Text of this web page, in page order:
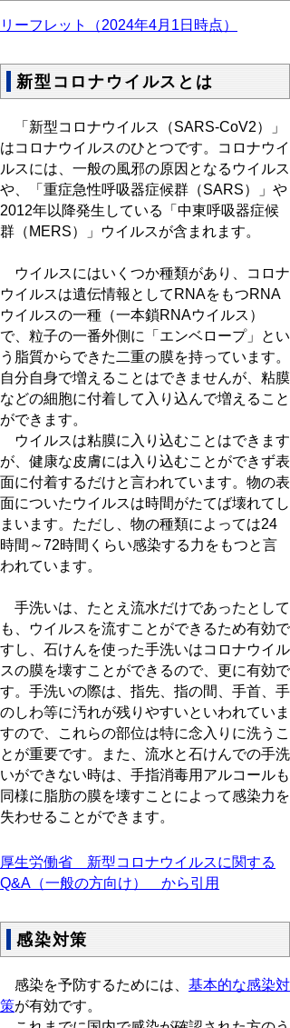
リーフレット（2024年4月1日時点）
新型コロナウイルスとは
「新型コロナウイルス（SARS-CoV2）」
はコロナウイルスのひとつです。コロナウイ
ルスには、一般の風邪の原因となるウイルス
や、「重症急性呼吸器症候群（SARS）」や
2012年以降発生している「中東呼吸器症候
群（MERS）」ウイルスが含まれます。
ウイルスにはいくつか種類があり、コロナ
ウイルスは遺伝情報としてRNAをもつRNA
ウイルスの一種（一本鎖RNAウイルス）
で、粒子の一番外側に「エンベロープ」とい
う脂質からできた二重の膜を持っています。
自分自身で増えることはできませんが、粘膜
などの細胞に付着して入り込んで増えること
ができます。
ウイルスは粘膜に入り込むことはできます
が、健康な皮膚には入り込むことができず表
面に付着するだけと言われています。物の表
面についたウイルスは時間がたてば壊れてし
まいます。ただし、物の種類によっては24
時間～72時間くらい感染する力をもつと言
われています。
手洗いは、たとえ流水だけであったとして
も、ウイルスを流すことができるため有効で
すし、石けんを使った手洗いはコロナウイル
スの膜を壊すことができるので、更に有効で
す。手洗いの際は、指先、指の間、手首、手
のしわ等に汚れが残りやすいといわれていま
すので、これらの部位は特に念入りに洗うこ
とが重要です。また、流水と石けんでの手洗
いができない時は、手指消毒用アルコールも
同様に脂肪の膜を壊すことによって感染力を
失わせることができます。
厚生労働省 新型コロナウイルスに関する
Q&A（一般の方向け） から引用
感染対策
感染を予防するためには、 基本的な感染対
策が有効です。